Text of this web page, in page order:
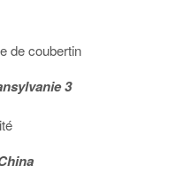
de coubertin
3